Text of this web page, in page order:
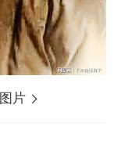
片